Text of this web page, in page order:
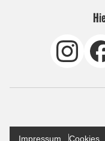
Impressum Cookies